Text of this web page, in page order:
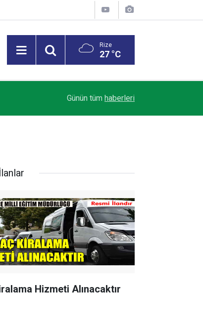
Rize
27 °C
Rize’de mevsimlik çay işçileri arasında sıra
Günün tüm haberleri
Hizmeti Alınacaktır